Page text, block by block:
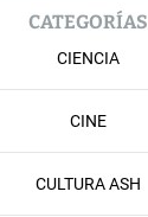
CATEGORÍAS
CIENCIA
CINE
CULTURA ASH